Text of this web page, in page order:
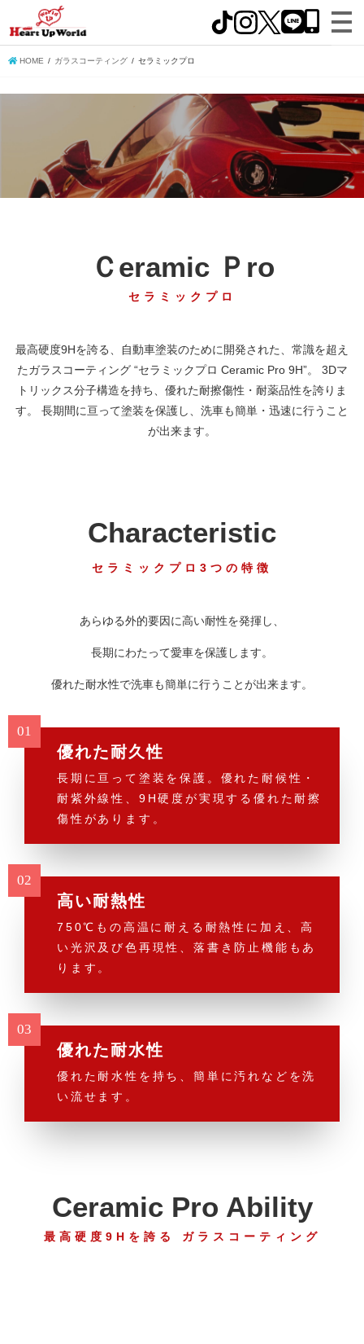
HOME ガラスコーティング セラミックプロ
Ｃeramic Ｐro
セラミックプロ
最高硬度9Hを誇る、自動車塗装のために開発された、常識を超え
たガラスコーティング “セラミックプロ Ceramic Pro 9H”。 3Dマ
トリックス分子構造を持ち、優れた耐擦傷性・耐薬品性を誇りま
す。 長期間に亘って塗装を保護し、洗車も簡単・迅速に行うこと
が出来ます。
Characteristic
セラミックプロ3つの特徴
あらゆる外的要因に高い耐性を発揮し、
長期にわたって愛車を保護します。
優れた耐水性で洗車も簡単に行うことが出来ます。
優れた耐久性
長期に亘って塗装を保護。優れた耐候性・
耐紫外線性、9H硬度が実現する優れた耐擦
傷性があります。
高い耐熱性
750℃もの高温に耐える耐熱性に加え、高
い光沢及び色再現性、落書き防止機能もあ
ります。
優れた耐水性
優れた耐水性を持ち、簡単に汚れなどを洗
い流せます。
Ceramic Pro Ability
最高硬度9Hを誇る ガラスコーティング